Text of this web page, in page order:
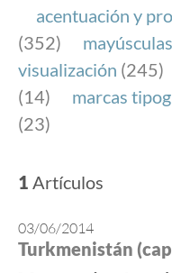
acentuación y
(352)
visualización (245)
(14)
marcas
(23)
1 Artículos
03/06/2014
Turkmenistán